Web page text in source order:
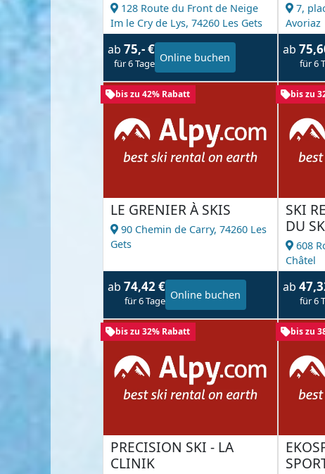
128 Route du Front de Neige
Im le Cry de Lys, 74260 Les Gets
ab 75,- €
für 6 Tage Online buchen
7,
Avoriaz
ab
für 6
bis zu 42% Rabatt
LE GRENIER À SKIS
90 Chemin de Carry, 74260 Les
Gets
ab 74,42 €
für 6 Tage Online buchen
bis zu
SKI
DU
608
Châtel
ab
für 6
bis zu 32% Rabatt
PRECISION SKI - LA
CLINIK
bis zu